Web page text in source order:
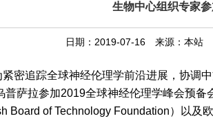
生物中心组织专家
日期：2019-07-16 来源：本站
密追踪全球神经伦理学前沿进展，协调
普萨拉参加2019全球神经伦理学峰会预
Board of Technology Foundation）以及